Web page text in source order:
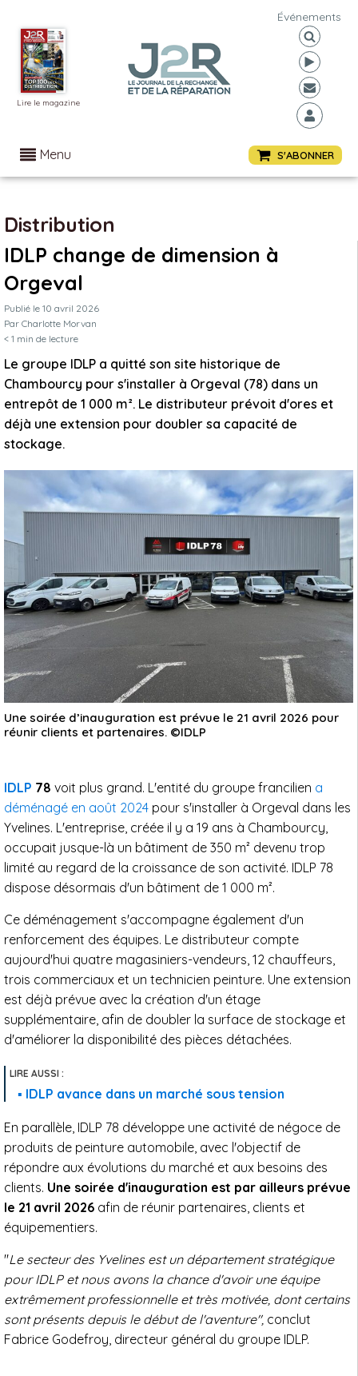
Lire le magazine
Événements
Menu S'ABONNER
Distribution
IDLP change de dimension à
Orgeval
Publié le 10 avril 2026
Par Charlotte Morvan
< 1 min de lecture
Le groupe IDLP a quitté son site historique de
Chambourcy pour s'installer à Orgeval (78) dans un
entrepôt de 1 000 m². Le distributeur prévoit d'ores et
déjà une extension pour doubler sa capacité de
stockage.
Une soirée d’inauguration est prévue le 21 avril 2026 pour
réunir clients et partenaires. ©IDLP
IDLP 78 voit plus grand. L'entité du groupe francilien a
déménagé en août 2024 pour s'installer à Orgeval dans les
Yvelines. L'entreprise, créée il y a 19 ans à Chambourcy,
occupait jusque-là un bâtiment de 350 m² devenu trop
limité au regard de la croissance de son activité. IDLP 78
dispose désormais d'un bâtiment de 1 000 m².
Ce déménagement s'accompagne également d'un
renforcement des équipes. Le distributeur compte
aujourd'hui quatre magasiniers-vendeurs, 12 chauffeurs,
trois commerciaux et un technicien peinture. Une extension
est déjà prévue avec la création d'un étage
supplémentaire, afin de doubler la surface de stockage et
d'améliorer la disponibilité des pièces détachées.
IDLP avance dans un marché sous tension
En parallèle, IDLP 78 développe une activité de négoce de
produits de peinture automobile, avec l'objectif de
répondre aux évolutions du marché et aux besoins des
clients. Une soirée d'inauguration est par ailleurs prévue
le 21 avril 2026 afin de réunir partenaires, clients et
équipementiers.
"Le secteur des Yvelines est un département stratégique
pour IDLP et nous avons la chance d'avoir une équipe
extrêmement professionnelle et très motivée, dont certains
sont présents depuis le début de l'aventure", conclut
Fabrice Godefroy, directeur général du groupe IDLP.